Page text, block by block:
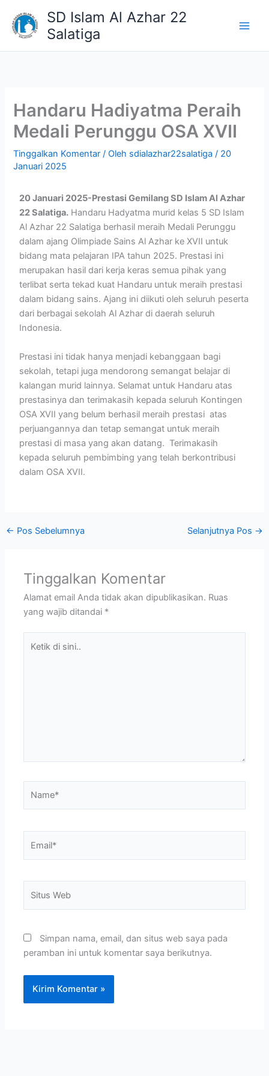
konten
SD Islam Al Azhar 22
Salatiga
Handaru Hadiyatma Peraih
Medali Perunggu OSA XVII
Tinggalkan Komentar / Oleh sdialazhar22salatiga/ 20
Januari 2025
20 Januari 2025-Prestasi Gemilang SD Islam Al Azhar
22 Salatiga. Handaru Hadyatma murid kelas 5 SD Islam
Al Azhar 22 Salatiga berhasil meraih Medali Perunggu
dalam ajang Olimpiade Sains Al Azhar ke XVII untuk
bidang mata pelajaran IPA tahun 2025. Prestasi ini
merupakan hasil dari kerja keras semua pihak yang
terlibat serta tekad kuat Handaru untuk meraih prestasi
dalam bidang sains. Ajang ini diikuti oleh seluruh peserta
dari berbagai sekolah Al Azhar di daerah seluruh
Indonesia.
Prestasi ini tidak hanya menjadi kebanggaan bagi
sekolah, tetapi juga mendorong semangat belajar di
kalangan murid lainnya. Selamat untuk Handaru atas
prestasinya dan terimakasih kepada seluruh Kontingen
OSA XVII yang belum berhasil meraih prestasi atas
perjuangannya dan tetap semangat untuk meraih
prestasi di masa yang akan datang. Terimakasih
kepada seluruh pembimbing yang telah berkontribusi
dalam OSA XVII.
← Pos Sebelumnya Selanjutnya Pos →
Tinggalkan Komentar
Alamat email Anda tidak akan dipublikasikan. Ruas
yang wajib ditandai *
Simpan nama, email, dan situs web saya pada
peramban ini untuk komentar saya berikutnya.